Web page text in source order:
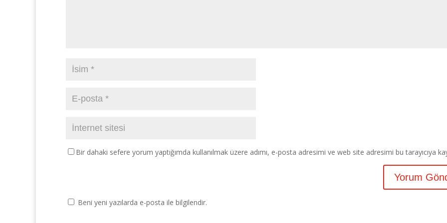
Bir dahaki sefere yorum yaptığımda kullanılmak üzere adımı, e-posta adresimi ve web site adresimi bu tarayıcıya
Beni yeni yazılarda e-posta ile bilgilendir.